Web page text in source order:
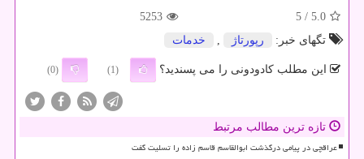
5.0
/ 5
5253
تگهای خبر:
رپورتاژ خدمات
این مطلب کادودونی را می پسندید؟ (1)
(0)
تازه ترین مطالب مرتبط
عراقچی در پیامی درگذشت ابوالقاسم قاسم زاده را تسلیت گفت